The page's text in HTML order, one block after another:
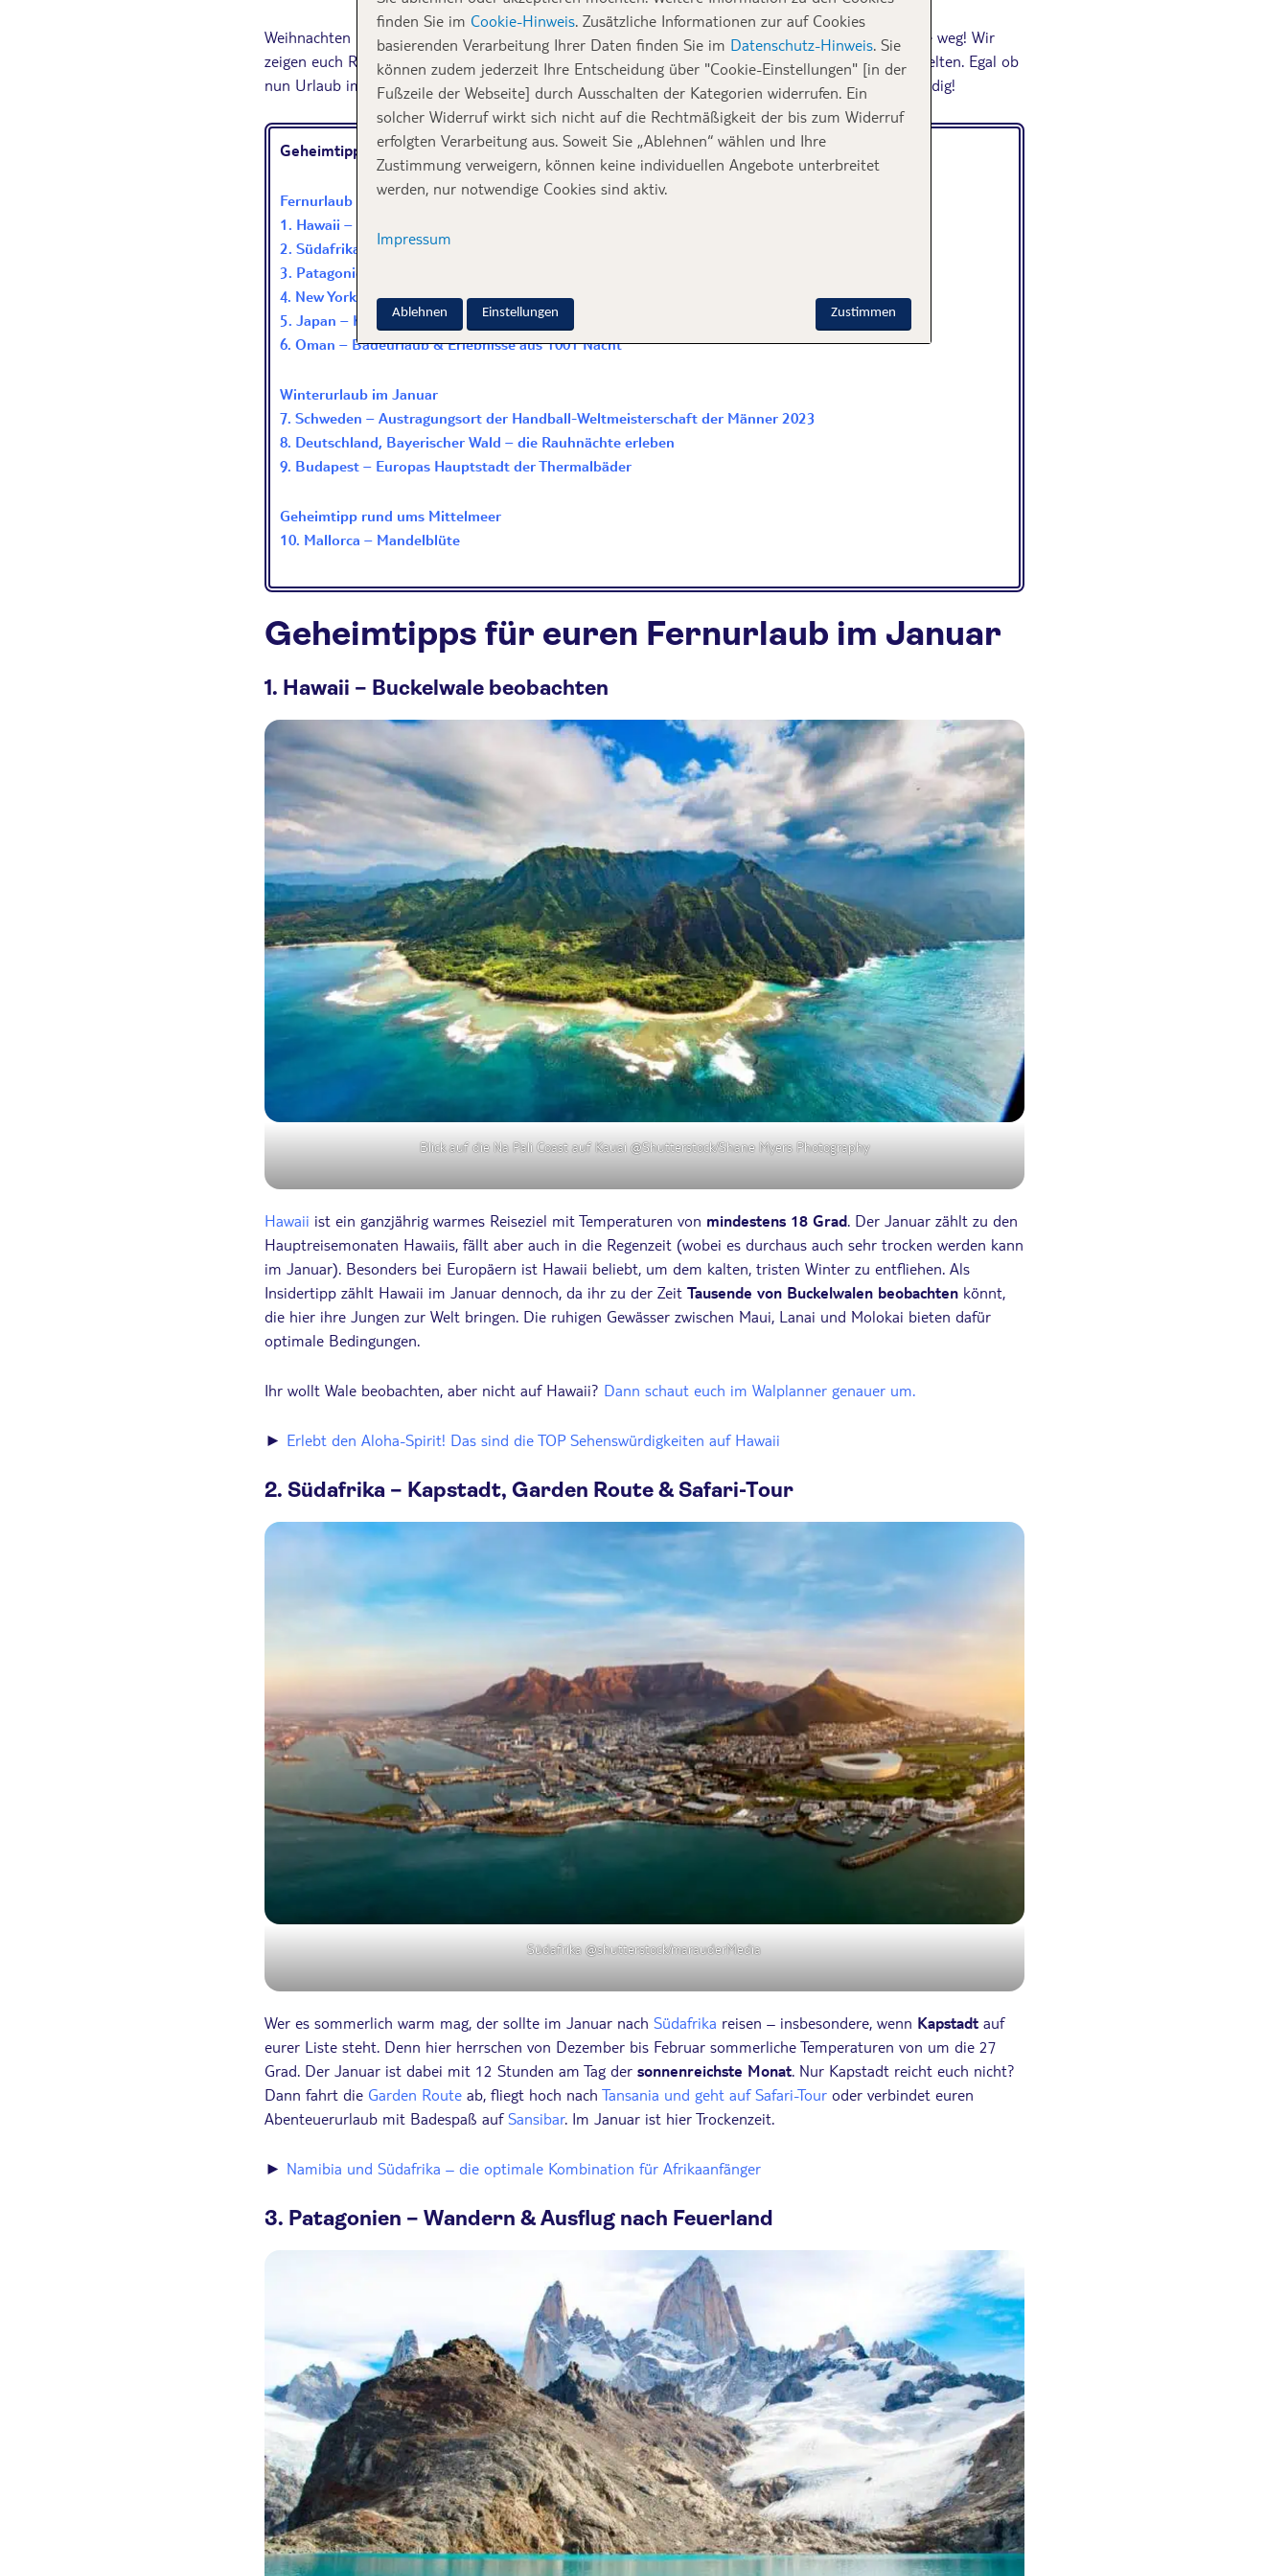
Weihnachten und Silvester sind vorbei undnach dem Urlaub ist vor dem Urlaub
? Dann nichts wie weg! Wir
zeigen euch Reiseziele in der Ferne, aber auch ganz in der Nähe, die noch als wahre Geheimtipps gelten. Egal ob
nun Urlaub im Schnee, Wellnessauszeit, Städtereise oder Urlaub in der Sonne – hier wird jeder fündig!
Geheimtipps für euren Urlaub im Januar
Fernurlaub im Januar
1. Hawaii – Buckelwale beobachten
2. Südafrika – Kapstadt, Garden Route & Safari-Tour
3. Patagonien – Wandern & Ausflug nach Feuerland
4. New York – Ein Besuch im Winderwonderland
5. Japan – Kirschblüte auf Okinawa
6. Oman – Badeurlaub & Erlebnisse aus 1001 Nacht
Winterurlaub im Januar
7. Schweden – Austragungsort der Handball-Weltmeisterschaft der Männer 2023
8. Deutschland, Bayerischer Wald – die Rauhnächte erleben
9. Budapest – Europas Hauptstadt der Thermalbäder
Geheimtipp rund ums Mittelmeer
10. Mallorca – Mandelblüte
Geheimtipps für euren Fernurlaub im Januar
1. Hawaii – Buckelwale beobachten
Blick auf die Na Pali Coast auf Kauai @Shutterstock/Shane Myers Photography
Hawaii ist ein ganzjährig warmes Reiseziel mit Temperaturen von mindestens 18 Grad. Der Januar zählt zu den
Hauptreisemonaten Hawaiis, fällt aber auch in die Regenzeit (wobei es durchaus auch sehr trocken werden kann
im Januar). Besonders bei Europäern ist Hawaii beliebt, um dem kalten, tristen Winter zu entfliehen. Als
Insidertipp zählt Hawaii im Januar dennoch, da ihr zu der Zeit Tausende von Buckelwalen beobachtenkönnt,
die hier ihre Jungen zur Welt bringen. Die ruhigen Gewässer zwischen Maui, Lanai und Molokai bieten dafür
optimale Bedingungen.
Ihr wollt Wale beobachten, aber nicht auf Hawaii? Dann schaut euch im Walplanner genauer um.
► Erlebt den Aloha-Spirit! Das sind die TOP Sehenswürdigkeiten auf Hawaii
2. Südafrika – Kapstadt, Garden Route & Safari-Tour
Südafrika @shutterstock/marauderMedia
Wer es sommerlich warm mag, der sollte im Januar nach Südafrika reisen – insbesondere, wenn Kapstadtauf
eurer Liste steht. Denn hier herrschen von Dezember bis Februar sommerliche Temperaturen von um die 27
Grad. Der Januar ist dabei mit 12 Stunden am Tag der sonnenreichste Monat. Nur Kapstadt reicht euch nicht?
Dann fahrt die Garden Routeab, fliegt hoch nach Tansania und geht auf Safari-Touroder verbindet euren
Abenteuerurlaub mit Badespaß aufSansibar. Im Januar ist hier Trockenzeit.
► Namibia und Südafrika – die optimale Kombination für Afrikaanfänger
3. Patagonien – Wandern & Ausflug nach Feuerland
finden Sie im Cookie-Hinweis. Zusätzliche Informationen zur auf Cookies
basierenden Verarbeitung Ihrer Daten finden Sie im Datenschutz-Hinweis. Sie
können zudem jederzeit Ihre Entscheidung über "Cookie-Einstellungen" [in der
Fußzeile der Webseite] durch Ausschalten der Kategorien widerrufen. Ein
solcher Widerruf wirkt sich nicht auf die Rechtmäßigkeit der bis zum Widerruf
erfolgten Verarbeitung aus. Soweit Sie „Ablehnen“ wählen und Ihre
Zustimmung verweigern, können keine individuellen Angebote unterbreitet
werden, nur notwendige Cookies sind aktiv.
Impressum
Zustimmen
Ablehnen Einstellungen